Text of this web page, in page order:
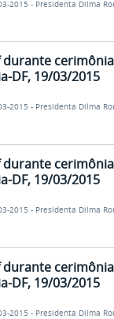
2015 - Presidenta Dilma
DF, 19/03/2015
2015 - Presidenta Dilma
DF, 19/03/2015
2015 - Presidenta Dilma
DF, 19/03/2015
2015 - Presidenta Dilma